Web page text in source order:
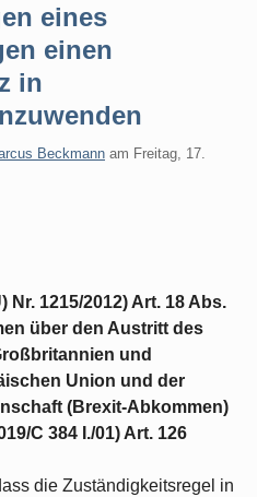
eines
einen
in
Beckmann am Freitag, 17.
Nr. 1215/2012) Art. 18 Abs.
über den Austritt des
und
Union und der
(Brexit-Abkommen)
C 384 I./01) Art. 126
die Zuständigkeitsregel in